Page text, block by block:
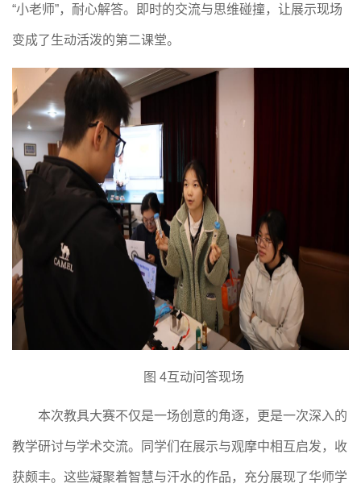
“小老师”，耐心解答。即时的交流与思维碰撞，让展示现场
变成了生动活泼的第二课堂。
图 4互动问答现场
本次教具大赛不仅是一场创意的角逐，更是一次深入的
教学研讨与学术交流。同学们在展示与观摩中相互启发，收
获颇丰。这些凝聚着智慧与汗水的作品，充分展现了华师学